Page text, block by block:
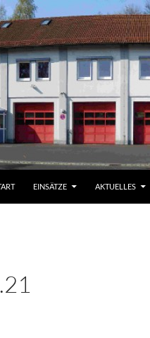
EINSÄTZE AKTUELLES